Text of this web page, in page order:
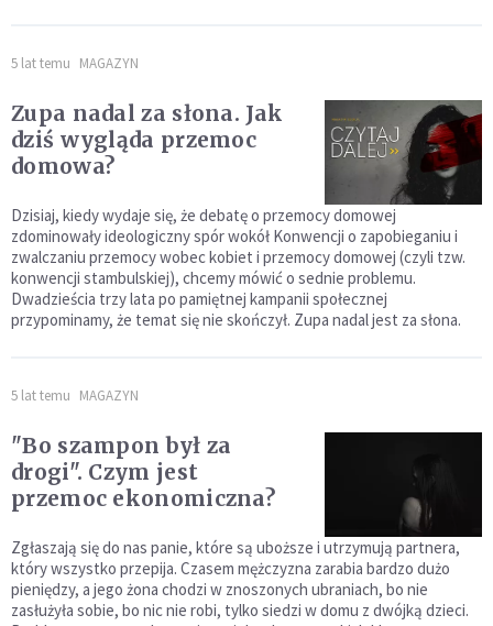
5 lat temu MAGAZYN
Zupa nadal za słona. Jak
dziś wygląda przemoc
domowa?
Dzisiaj, kiedy wydaje się, że debatę o przemocy domowej
zdominowały ideologiczny spór wokół Konwencji o zapobieganiu i
zwalczaniu przemocy wobec kobiet i przemocy domowej (czyli tzw.
konwencji stambulskiej), chcemy mówić o sednie problemu.
Dwadzieścia trzy lata po pamiętnej kampanii społecznej
przypominamy, że temat się nie skończył. Zupa nadal jest za słona.
5 lat temu MAGAZYN
"Bo szampon był za
drogi". Czym jest
przemoc ekonomiczna?
Zgłaszają się do nas panie, które są uboższe i utrzymują partnera,
który wszystko przepija. Czasem mężczyzna zarabia bardzo dużo
pieniędzy, a jego żona chodzi w znoszonych ubraniach, bo nie
zasłużyła sobie, bo nic nie robi, tylko siedzi w domu z dwójką dzieci.